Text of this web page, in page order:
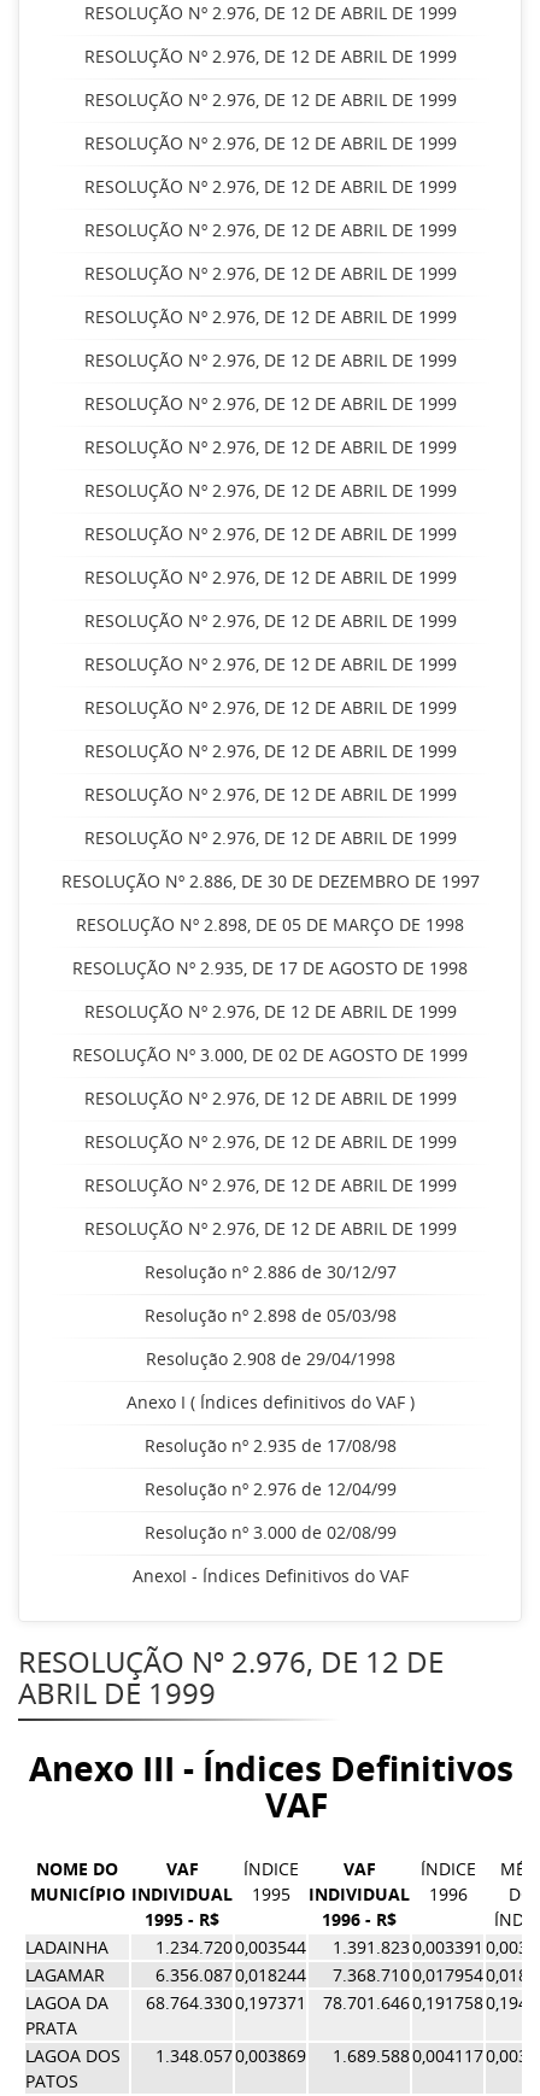
RESOLUÇÃO Nº 2.976, DE 12 DE ABRIL DE 1999
RESOLUÇÃO Nº 2.976, DE 12 DE ABRIL DE 1999
RESOLUÇÃO Nº 2.976, DE 12 DE ABRIL DE 1999
RESOLUÇÃO Nº 2.976, DE 12 DE ABRIL DE 1999
RESOLUÇÃO Nº 2.976, DE 12 DE ABRIL DE 1999
RESOLUÇÃO Nº 2.976, DE 12 DE ABRIL DE 1999
RESOLUÇÃO Nº 2.976, DE 12 DE ABRIL DE 1999
RESOLUÇÃO Nº 2.976, DE 12 DE ABRIL DE 1999
RESOLUÇÃO Nº 2.976, DE 12 DE ABRIL DE 1999
RESOLUÇÃO Nº 2.976, DE 12 DE ABRIL DE 1999
RESOLUÇÃO Nº 2.976, DE 12 DE ABRIL DE 1999
RESOLUÇÃO Nº 2.976, DE 12 DE ABRIL DE 1999
RESOLUÇÃO Nº 2.976, DE 12 DE ABRIL DE 1999
RESOLUÇÃO Nº 2.976, DE 12 DE ABRIL DE 1999
RESOLUÇÃO Nº 2.976, DE 12 DE ABRIL DE 1999
RESOLUÇÃO Nº 2.976, DE 12 DE ABRIL DE 1999
RESOLUÇÃO Nº 2.976, DE 12 DE ABRIL DE 1999
RESOLUÇÃO Nº 2.976, DE 12 DE ABRIL DE 1999
RESOLUÇÃO Nº 2.976, DE 12 DE ABRIL DE 1999
RESOLUÇÃO Nº 2.976, DE 12 DE ABRIL DE 1999
RESOLUÇÃO Nº 2.886, DE 30 DE DEZEMBRO DE 1997
RESOLUÇÃO Nº 2.898, DE 05 DE MARÇO DE 1998
RESOLUÇÃO Nº 2.935, DE 17 DE AGOSTO DE 1998
RESOLUÇÃO Nº 2.976, DE 12 DE ABRIL DE 1999
RESOLUÇÃO Nº 3.000, DE 02 DE AGOSTO DE 1999
RESOLUÇÃO Nº 2.976, DE 12 DE ABRIL DE 1999
RESOLUÇÃO Nº 2.976, DE 12 DE ABRIL DE 1999
RESOLUÇÃO Nº 2.976, DE 12 DE ABRIL DE 1999
RESOLUÇÃO Nº 2.976, DE 12 DE ABRIL DE 1999
Resolução nº 2.886 de 30/12/97
Resolução nº 2.898 de 05/03/98
Resolução 2.908 de 29/04/1998
Anexo I ( Índices definitivos do VAF )
Resolução nº 2.935 de 17/08/98
Resolução nº 2.976 de 12/04/99
Resolução nº 3.000 de 02/08/99
AnexoI - Índices Definitivos do VAF
RESOLUÇÃO Nº 2.976, DE 12 DE
ABRIL DE 1999
Anexo III - Índices Definitivos
VAF
NOME DO
MUNICÍPIO
VAF
INDIVIDUAL
1995 - R$
ÍNDICE
1995
VAF
INDIVIDUAL
1996 - R$
ÍNDICE
1996
LADAINHA
1.234.7200,003544 1.391.8230,003391
LAGAMAR
6.356.0870,018244 7.368.7100,017954
LAGOA DA
PRATA
68.764.3300,197371 78.701.6460,191758
LAGOA DOS
PATOS
1.348.0570,003869 1.689.5880,004117